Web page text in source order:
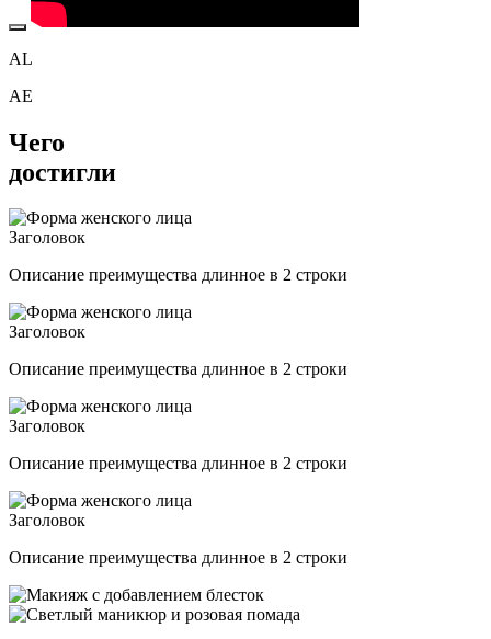
AL
AE
Чего
достигли
Заголовок
Описание преимущества длинное в 2 строки
Заголовок
Описание преимущества длинное в 2 строки
Заголовок
Описание преимущества длинное в 2 строки
Заголовок
Описание преимущества длинное в 2 строки